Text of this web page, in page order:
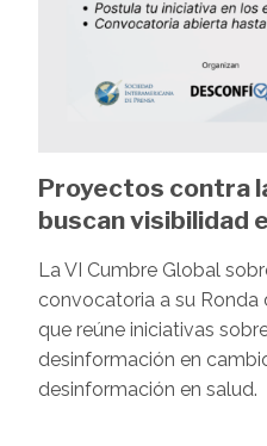
Proyectos contra
buscan visibilidad
La VI Cumbre Global
convocatoria a su Ronda
que reúne iniciativas
desinformación en
desinformación en salud.